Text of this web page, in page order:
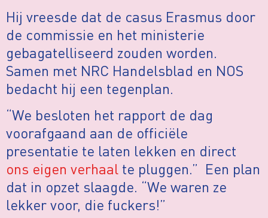
Hij vreesde dat de casus Erasmus door
de commissie en het ministerie
gebagatelliseerd zouden worden.
Samen met NRC Handelsblad en NOS
bedacht hij een tegenplan.
“We besloten het rapport de dag
voorafgaand aan de officiële
presentatie te laten lekken en direct
ons eigen verhaal te pluggen.” Een plan
dat in opzet slaagde. “We waren ze
lekker voor, die fuckers!”